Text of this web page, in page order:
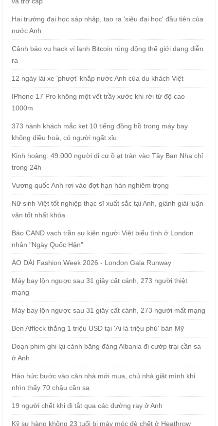
Hai trường đại học sáp nhập, tạo ra 'siêu đại học' đầu tiên của
nước Anh
Cảnh báo vụ hack ví lạnh Bitcoin rúng động thế giới đang diễn
ra
12 ngày lái xe 'phượt' khắp nước Anh của du khách Việt
IPhone 17 Pro không một vết trầy xước khi rời từ độ cao
1000m
373 hành khách mắc kẹt 10 tiếng đồng hồ trong máy bay
không điều hoà, có người ngất xỉu
Kinh hoàng: 49.000 người di cư ồ ạt tràn vào Tây Ban Nha chỉ
trong 24h
Vương quốc Anh rơi vào đợt hạn hán nghiêm trọng
Nữ sinh Việt tốt nghiệp thạc sĩ xuất sắc tại Anh, giành giải luận
văn tốt nhất khóa
Báo CAND vạch trần sự kiện người Việt biểu tình ở London
nhân "Ngày Quốc Hận"
ÁO DÀI Fashion Week 2026 - London Gala Runway
Máy bay lộn ngược sau 31 giây cất cánh, 273 người thiệt
mạng
Máy bay lộn ngược sau 31 giây cất cánh, 273 người mất mạng
Ben Affleck thắng 1 triệu USD tại 'Ai là triệu phú' bản Mỹ
Đoạn phim ghi lại cảnh băng đảng Albania đi cướp trại cần sa
ở Anh
Háo hức bước vào căn nhà mới mua, chủ nhà giật mình khi
nhìn thấy 70 chậu cần sa
19 người chết khi đi tắt qua các đường ray ở Anh
Kỹ sư hàng không 23 tuổi bị máy móc đè chết ở Heathrow